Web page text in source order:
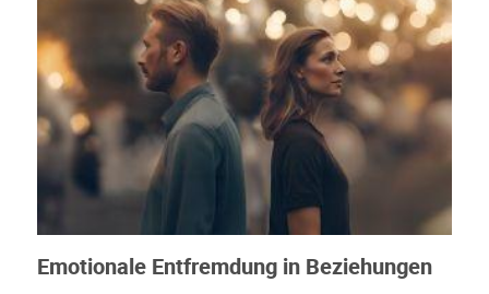
Emotionale Entfremdung in Beziehungen